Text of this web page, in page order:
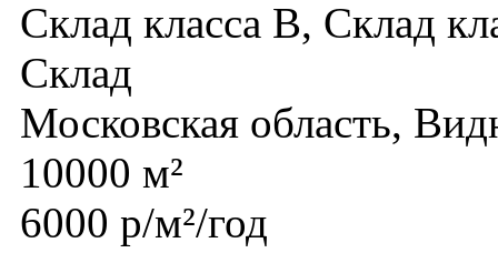
Склад класса B, Склад
Склад
Московская область,
10000 м²
6000 р/м²/год